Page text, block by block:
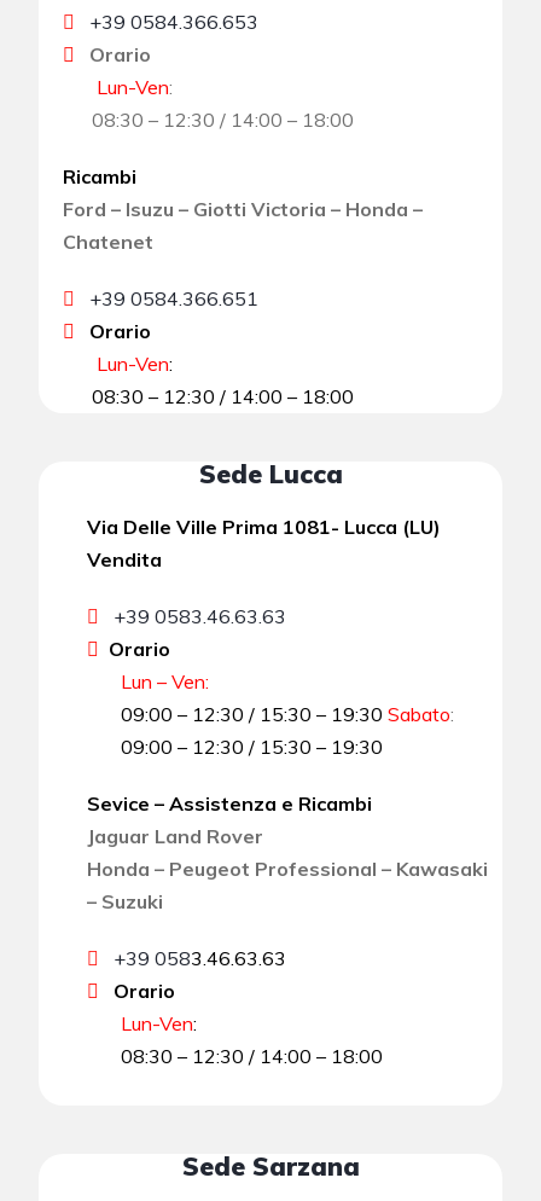
+39 0584.366.653
Orario
Lun-Ven:
08:30 – 12:30 / 14:00 – 18:00
Ricambi
Ford – Isuzu – Giotti Victoria – Honda –
Chatenet
+39 0584.366.651
Orario
Lun-Ven:
08:30 – 12:30 / 14:00 – 18:00
Sede Lucca
Via Delle Ville Prima 1081- Lucca (LU)
Vendita
+39 0583.46.63.63
Orario
Lun – Ven:
09:00 – 12:30 / 15:30 – 19:30 Sabato:
09:00 – 12:30 / 15:30 – 19:30
Sevice – Assistenza e Ricambi
Jaguar Land Rover
Honda – Peugeot Professional – Kawasaki
– Suzuki
+39 0583.46.63.63
Orario
Lun-Ven:
08:30 – 12:30 / 14:00 – 18:00
Sede Sarzana